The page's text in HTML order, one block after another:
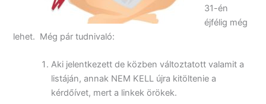
31-én
éjfélig még
lehet. Még pár tudnivaló:
Aki jelentkezett de közben változtatott valamit a
listáján, annak NEM KELL újra kitöltenie a
kérdőívet, mert a linkek örökek.